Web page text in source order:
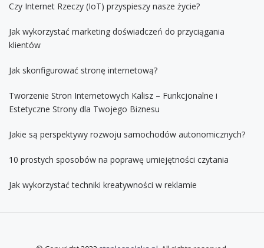
Czy Internet Rzeczy (IoT) przyspieszy nasze życie?
Jak wykorzystać marketing doświadczeń do przyciągania
klientów
Jak skonfigurować stronę internetową?
Tworzenie Stron Internetowych Kalisz – Funkcjonalne i
Estetyczne Strony dla Twojego Biznesu
Jakie są perspektywy rozwoju samochodów autonomicznych?
10 prostych sposobów na poprawę umiejętności czytania
Jak wykorzystać techniki kreatywności w reklamie